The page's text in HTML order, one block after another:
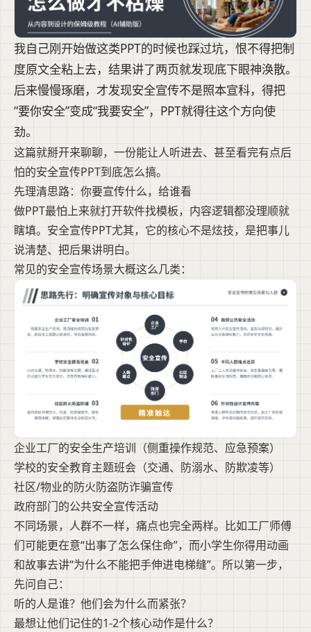
我自己刚开始做这类PPT的时候也踩过坑，恨不得把制
度原文全粘上去，结果讲了两页就发现底下眼神涣散。
后来慢慢琢磨，才发现安全宣传不是照本宣科，得把
“要你安全”变成“我要安全”，PPT就得往这个方向使
劲。
这篇就掰开来聊聊，一份能让人听进去、甚至看完有点后
怕的安全宣传PPT到底怎么搞。
先理清思路：你要宣传什么，给谁看
做PPT最怕上来就打开软件找模板，内容逻辑都没理顺就
瞎填。安全宣传PPT尤其，它的核心不是炫技，是把事儿
说清楚、把后果讲明白。
常见的安全宣传场景大概这么几类：
企业工厂的安全生产培训（侧重操作规范、应急预案）
学校的安全教育主题班会（交通、防溺水、防欺凌等）
社区/物业的防火防盗防诈骗宣传
政府部门的公共安全宣传活动
不同场景，人群不一样，痛点也完全两样。比如工厂师傅
们可能更在意“出事了怎么保住命”，而小学生你得用动画
和故事去讲“为什么不能把手伸进电梯缝”。所以第一步，
先问自己：
听的人是谁？他们会为什么而紧张？
最想让他们记住的1-2个核心动作是什么？